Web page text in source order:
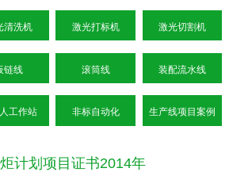
清洗机 激光打标机 激光切割机
链线 滚筒线 装配流水线
工作站 非标自动化 生产线项目案例
计划项目证书2014年